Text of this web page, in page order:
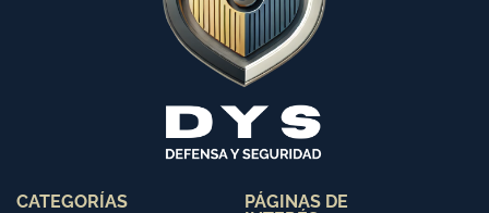
CATEGORÍAS
PÁGINAS DE